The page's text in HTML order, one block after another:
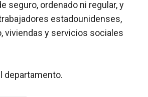
seguro, ordenado ni regular, y
estadounidenses,
viviendas y servicios sociales
departamento.